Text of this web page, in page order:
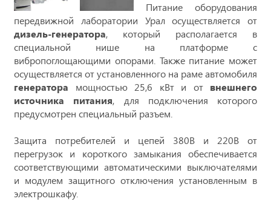
Питание оборудования
передвижной лаборатории Урал осуществляется от
дизель-генератора, который располагается в
специальной нише на платформе с
вибропоглощающими опорами. Также питание может
осуществляется от установленного на раме автомобиля
генератора мощностью 25,6 кВт и от внешнего
источника питания, для подключения которого
предусмотрен специальный разъем.
Защита потребителей и цепей 380В и 220В от
перегрузок и короткого замыкания обеспечивается
соответствующими автоматическими выключателями
и модулем защитного отключения установленным в
электрошкафу.